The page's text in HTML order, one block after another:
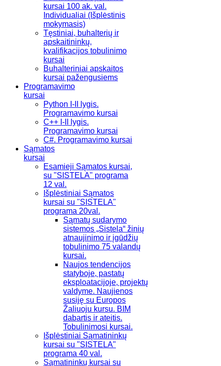
kursai 100 ak. val.
Individualiai (Išplėstinis
mokymasis)
Tęstiniai, buhalterių ir
apskaitininkų,
kvalifikacijos tobulinimo
kursai
Buhalteriniai apskaitos
kursai pažengusiems
Programavimo
kursai
Python I-II lygis.
Programavimo kursai
C++ I-II lygis.
Programavimo kursai
C#. Programavimo kursai
Sąmatos
kursai
Esamieji Sąmatos kursai,
su "SISTELA" programa
12 val.
Išplėstiniai Sąmatos
kursai su "SISTELA"
programa 20val.
Sąmatų sudarymo
sistemos „Sistela“ žinių
atnaujinimo ir įgūdžių
tobulinimo 75 valandų
kursai.
Naujos tendencijos
statyboje, pastatų
eksploatacijoje, projektų
valdyme. Naujienos
susiję su Europos
Žaliuoju kursu. BIM
dabartis ir ateitis.
Tobulinimosi kursai.
Išplėstiniai Sąmatininkų
kursai su "SISTELA"
programa 40 val.
Sąmatininkų kursai su